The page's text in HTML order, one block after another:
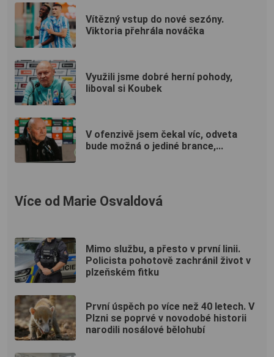
Vítězný vstup do nové sezóny.
Viktoria přehrála nováčka
Využili jsme dobré herní pohody,
liboval si Koubek
V ofenzivě jsem čekal víc, odveta
bude možná o jediné brance,...
Více od Marie Osvaldová
Mimo službu, a přesto v první linii.
Policista pohotově zachránil život v
plzeňském fitku
První úspěch po více než 40 letech. V
Plzni se poprvé v novodobé historii
narodili nosálové bělohubí